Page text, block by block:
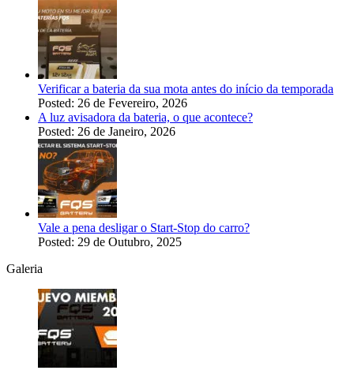
Verificar a bateria da sua mota antes do início da temporada
Posted: 26 de Fevereiro, 2026
A luz avisadora da bateria, o que acontece?
Posted: 26 de Janeiro, 2026
Vale a pena desligar o Start-Stop do carro?
Posted: 29 de Outubro, 2025
Galeria